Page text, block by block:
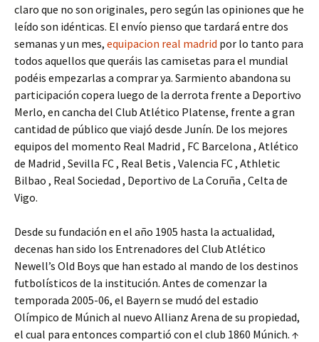
claro que no son originales, pero según las opiniones que he
leído son idénticas. El envío pienso que tardará entre dos
semanas y un mes, equipacion real madrid por lo tanto para
todos aquellos que queráis las camisetas para el mundial
podéis empezarlas a comprar ya. Sarmiento abandona su
participación copera luego de la derrota frente a Deportivo
Merlo, en cancha del Club Atlético Platense, frente a gran
cantidad de público que viajó desde Junín. De los mejores
equipos del momento Real Madrid , FC Barcelona , Atlético
de Madrid , Sevilla FC , Real Betis , Valencia FC , Athletic
Bilbao , Real Sociedad , Deportivo de La Coruña , Celta de
Vigo.
Desde su fundación en el año 1905 hasta la actualidad,
decenas han sido los Entrenadores del Club Atlético
Newell’s Old Boys que han estado al mando de los destinos
futbolísticos de la institución. Antes de comenzar la
temporada 2005-06, el Bayern se mudó del estadio
Olímpico de Múnich al nuevo Allianz Arena de su propiedad,
el cual para entonces compartió con el club 1860 Múnich. ↑